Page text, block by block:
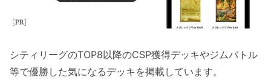
シティリーグのTOP8以降のCSP獲得デッキやジムバトル
等で優勝した気になるデッキを掲載しています。